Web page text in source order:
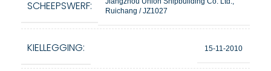
SCHEEPSWERF:
Ruichang / JZ1027
KIELLEGGING: 15-11-2010